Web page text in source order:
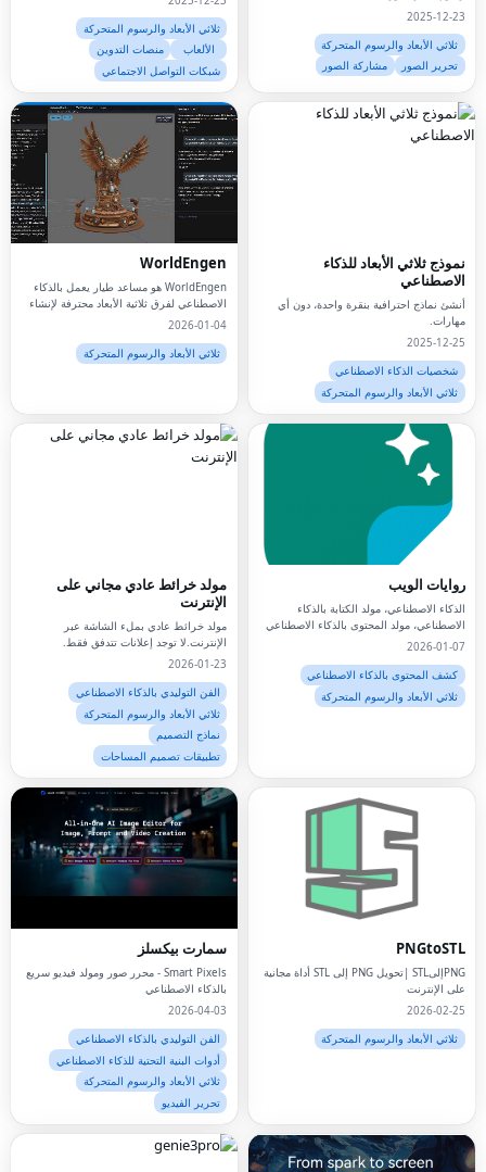
2025-12-23
ثلاثي الأبعاد والرسوم المتحركة
تحرير الصور
مشاركة الصور
ثلاثي الأبعاد والرسوم المتحركة
الألعاب
منصات التدوين
شبكات التواصل الاجتماعي
نموذج ثلاثي الأبعاد للذكاء
الاصطناعي
أنشئ نماذج احترافية بنقرة واحدة، دون أي
مهارات.
2025-12-25
شخصيات الذكاء الاصطناعي
ثلاثي الأبعاد والرسوم المتحركة
WorldEngen
WorldEngen هو مساعد طيار يعمل بالذكاء
الاصطناعي لفرق ثلاثية الأبعاد محترفة لإنشاء
مشاهد ثلاثية الأبعاد كاملة وتكرارها وشحنها،
2026-01-04
ثلاثي الأبعاد والرسوم المتحركة
روايات الويب
الذكاء الاصطناعي، مولد الكتابة بالذكاء
الاصطناعي، مولد المحتوى بالذكاء الاصطناعي
2026-01-07
كشف المحتوى بالذكاء الاصطناعي
ثلاثي الأبعاد والرسوم المتحركة
مولد خرائط عادي مجاني على
الإنترنت
مولد خرائط عادي بملء الشاشة عبر
الإنترنت.لا توجد إعلانات تتدفق فقط.
2026-01-23
الفن التوليدي بالذكاء الاصطناعي
ثلاثي الأبعاد والرسوم المتحركة
نماذج التصميم
تطبيقات تصميم المساحات
PNGtoSTL
PNGإلىSTL |تحويل PNG إلى STL أداة مجانية
على الإنترنت
2026-02-25
ثلاثي الأبعاد والرسوم المتحركة
سمارت بيكسلز
Smart Pixels - محرر صور ومولد فيديو سريع
بالذكاء الاصطناعي
2026-04-03
الفن التوليدي بالذكاء الاصطناعي
أدوات البنية التحتية للذكاء الاصطناعي
ثلاثي الأبعاد والرسوم المتحركة
تحرير الفيديو